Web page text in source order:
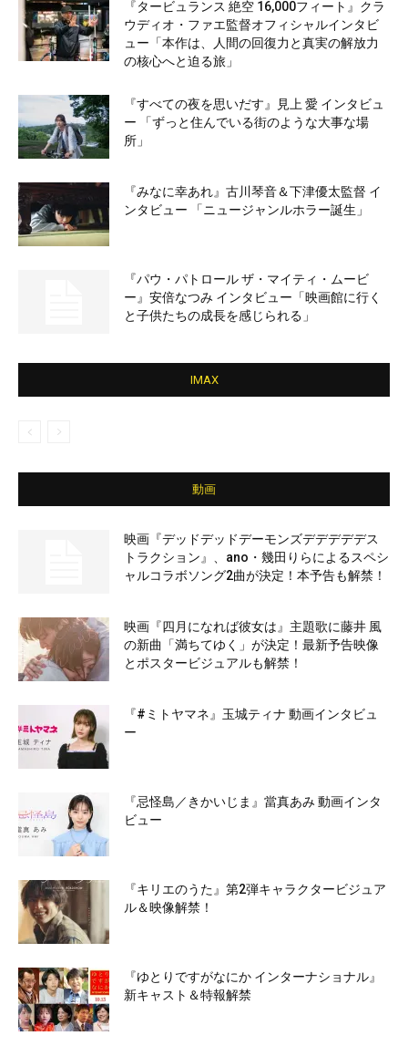
『タービュランス 絶空 16,000フィート』クラ
ウディオ・ファエ監督オフィシャルインタビ
ュー「本作は、人間の回復力と真実の解放力
の核心へと迫る旅」
『すべての夜を思いだす』見上 愛 インタビュ
ー 「ずっと住んでいる街のような大事な場
所」
『みなに幸あれ』古川琴音＆下津優太監督 イ
ンタビュー 「ニュージャンルホラー誕生」
『パウ・パトロール ザ・マイティ・ムービ
ー』安倍なつみ インタビュー「映画館に行く
と子供たちの成長を感じられる」
IMAX
動画
映画『デッドデッドデーモンズデデデデデス
トラクション』、ano・幾田りらによるスペシ
ャルコラボソング2曲が決定！本予告も解禁！
映画『四月になれば彼女は』主題歌に藤井 風
の新曲「満ちてゆく」が決定！最新予告映像
とポスタービジュアルも解禁！
『#ミトヤマネ』玉城ティナ 動画インタビュ
ー
『忌怪島／きかいじま』當真あみ 動画インタ
ビュー
『キリエのうた』第2弾キャラクタービジュア
ル＆映像解禁！
『ゆとりですがなにか インターナショナル』
新キャスト＆特報解禁